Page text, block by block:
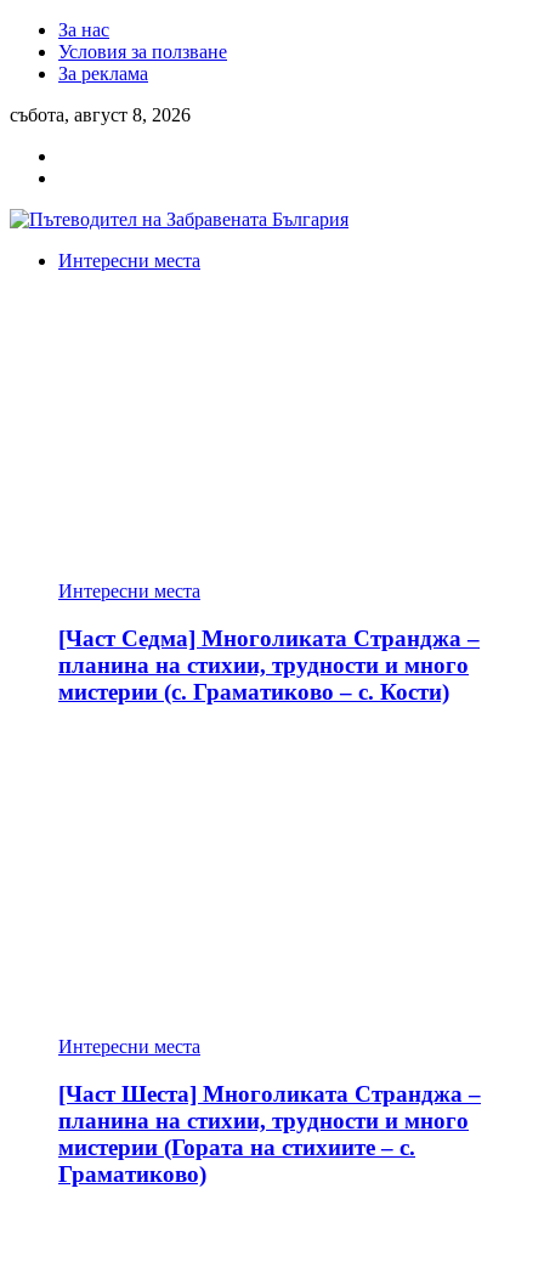
За нас
Условия за ползване
За реклама
събота, август 8, 2026
Интересни места
Интересни места
[Част Седма] Многоликата Странджа –
планина на стихии, трудности и много
мистерии (с. Граматиково – с. Кости)
Интересни места
[Част Шеста] Многоликата Странджа –
планина на стихии, трудности и много
мистерии (Гората на стихиите – с.
Граматиково)